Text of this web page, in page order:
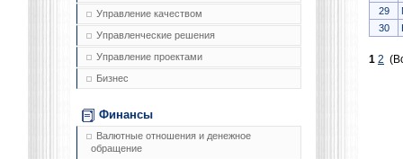
Управление качеством
Управленческие решения
Управление проектами
Бизнес
Финансы
Валютные отношения и денежное
обращение
29
30
1 2